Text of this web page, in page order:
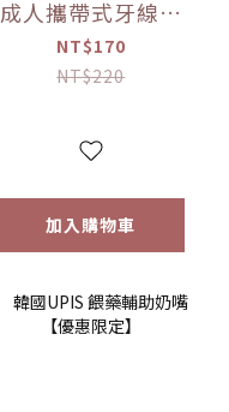
成人攜帶式牙線棒
(顏色隨機) 【優惠
限定】
NT$170
NT$220
加入購物車